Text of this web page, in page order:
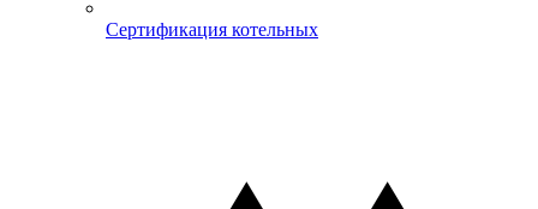
Сертификация котельных